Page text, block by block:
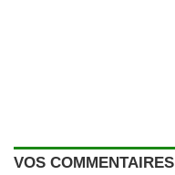
VOS COMMENTAIRES